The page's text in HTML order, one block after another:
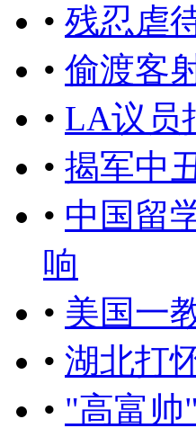
• 残忍虐
• 偷渡客
• LA议员
• 揭军中
• 中国留
响
• 美国一
• 湖北打
• "高富帅